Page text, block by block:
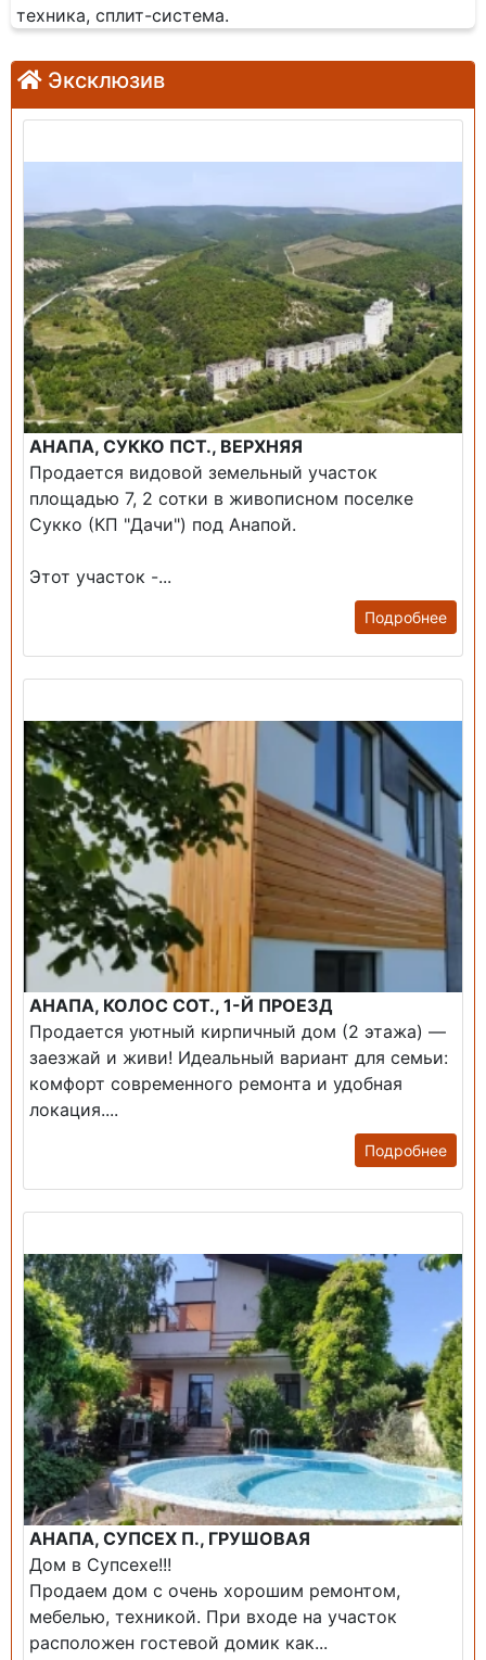
техника, сплит-система.
Эксклюзив
АНАПА, СУККО ПСТ., ВЕРХНЯЯ
Продается видовой земельный участок
площадью 7, 2 сотки в живописном поселке
Сукко (КП "Дачи") под Анапой.
Этот участок -...
Подробнее
АНАПА, КОЛОС СОТ., 1-Й ПРОЕЗД
Продается уютный кирпичный дом (2 этажа) —
заезжай и живи! ​Идеальный вариант для семьи:
комфорт современного ремонта и удобная
локация....
Подробнее
АНАПА, СУПСЕХ П., ГРУШОВАЯ
Дом в Супсехе!!!
Продаем дом с очень хорошим ремонтом,
мебелью, техникой. При входе на участок
расположен гостевой домик как...